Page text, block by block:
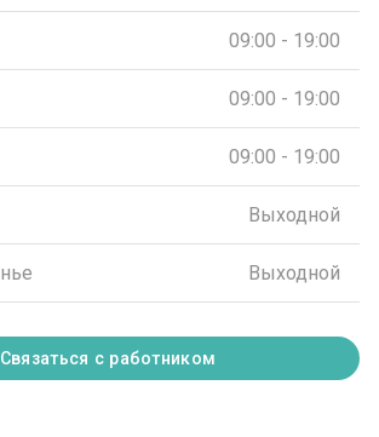
09:00 - 19:00
09:00 - 19:00
09:00 - 19:00
Выходной
Выходной
Связаться с работником